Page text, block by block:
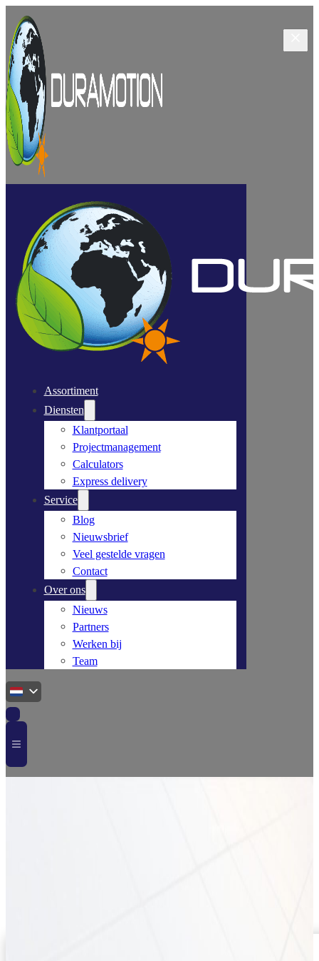
Assortiment
Diensten
Klantportaal
Projectmanagement
Calculators
Express delivery
Service
Blog
Nieuwsbrief
Veel gestelde vragen
Contact
Over ons
Nieuws
Partners
Werken bij
Team